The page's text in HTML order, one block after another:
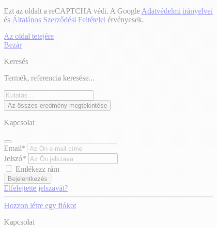
Ezt az oldalt a reCAPTCHA védi. A Google Adatvédelmi irányelvei
és Általános Szerződési Feltételei érvényesek.
Az oldal tetejére
Bezár
Keresés
Termék, referencia keresése...
Az összes eredmény megtekintése
Kapcsolat
Email*
Jelszó*
Emlékezz rám
Bejelentkezés
Elfelejtette jelszavát?
Hozzon létre egy fiókot
Kapcsolat